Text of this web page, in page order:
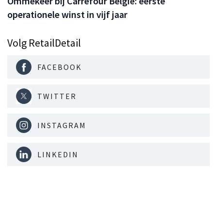
operationele winst in vijf jaar
Volg RetailDetail
FACEBOOK
TWITTER
INSTAGRAM
LINKEDIN